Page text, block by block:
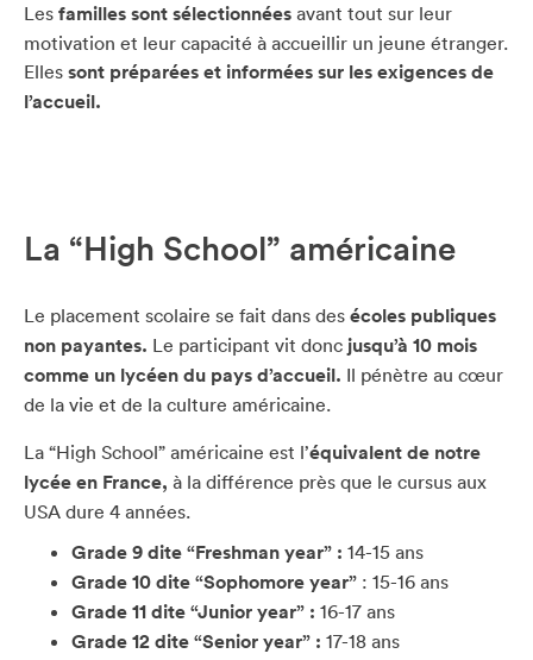
Les familles sont sélectionnées avant tout sur leur
motivation et leur capacité à accueillir un jeune étranger.
Elles sont préparées et informées sur les exigences de
l’accueil.
La “High School” américaine
Le placement scolaire se fait dans des écoles publiques
non payantes. Le participant vit donc jusqu’à 10 mois
comme un lycéen du pays d’accueil. Il pénètre au cœur
de la vie et de la culture américaine.
La “High School” américaine est l’équivalent de notre
lycée en France, à la différence près que le cursus aux
USA dure 4 années.
Grade 9 dite “Freshman year” : 14-15 ans
Grade 10 dite “Sophomore year” : 15-16 ans
Grade 11 dite “Junior year” : 16-17 ans
Grade 12 dite “Senior year” : 17-18 ans